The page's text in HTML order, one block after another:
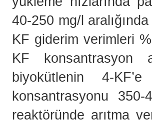
40-250 mg/l
KF giderim verimleri
KF konsantrasyon
biyokütlenin 4-
konsantrasyonu 350-
reaktöründe arıtma